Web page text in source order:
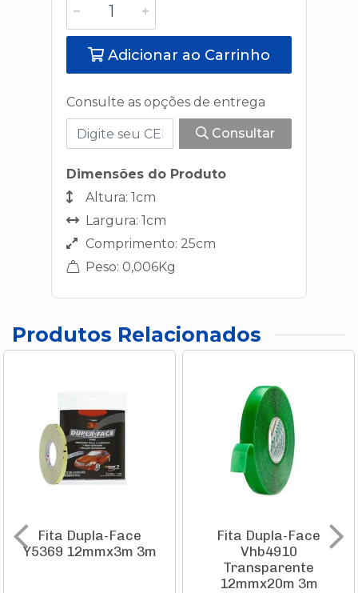
Adicionar ao Carrinho
Consulte as opções de entrega
Consultar
Dimensões do Produto
Altura: 1cm
Largura: 1cm
Comprimento: 25cm
Peso: 0,006Kg
Produtos Relacionados
Fita Dupla-Face
Y5369 12mmx3m 3m
Fita Dupla-Face
Vhb4910
Transparente
12mmx20m 3m